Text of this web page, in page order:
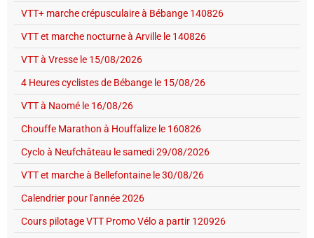
VTT+ marche crépusculaire à Bébange 140826
VTT et marche nocturne à Arville le 140826
VTT à Vresse le 15/08/2026
4 Heures cyclistes de Bébange le 15/08/26
VTT à Naomé le 16/08/26
Chouffe Marathon à Houffalize le 160826
Cyclo à Neufchâteau le samedi 29/08/2026
VTT et marche à Bellefontaine le 30/08/26
Calendrier pour l'année 2026
Cours pilotage VTT Promo Vélo a partir 120926